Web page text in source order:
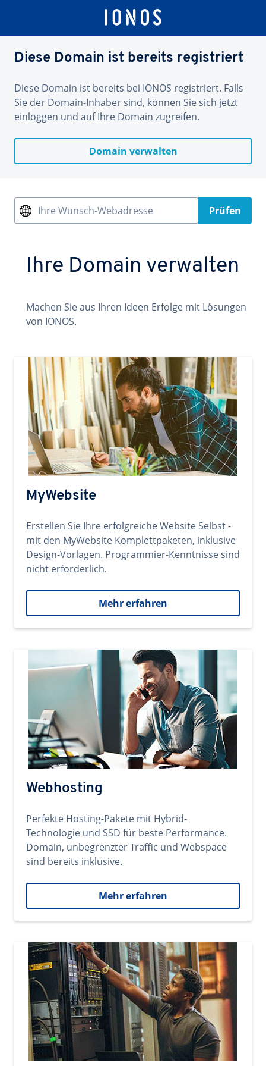
Diese Domain ist bereits registriert
Diese Domain ist bereits bei IONOS registriert. Falls
Sie der Domain-Inhaber sind, können Sie sich jetzt
einloggen und auf Ihre Domain zugreifen.
Domain verwalten
Ihre Wunsch-Webadresse Prüfen
Ihre Domain verwalten
Machen Sie aus Ihren Ideen Erfolge mit Lösungen
von IONOS.
MyWebsite
Erstellen Sie Ihre erfolgreiche Website Selbst -
mit den MyWebsite Komplettpaketen, inklusive
Design-Vorlagen. Programmier-Kenntnisse sind
nicht erforderlich.
Mehr erfahren
Webhosting
Perfekte Hosting-Pakete mit Hybrid-
Technologie und SSD für beste Performance.
Domain, unbegrenzter Traffic und Webspace
sind bereits inklusive.
Mehr erfahren